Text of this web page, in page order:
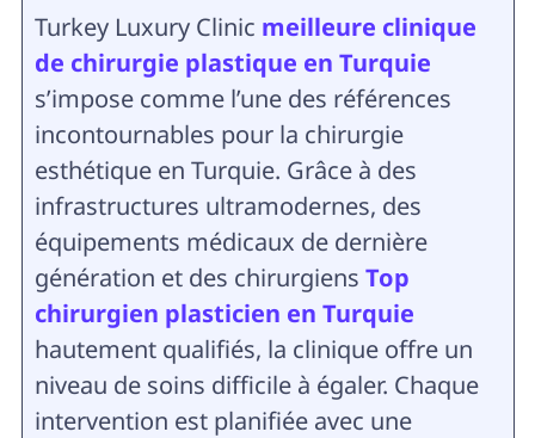
Turkey Luxury Clinic meilleure clinique
de chirurgie plastique en Turquie
s’impose comme l’une des références
incontournables pour la chirurgie
esthétique en Turquie. Grâce à des
infrastructures ultramodernes, des
équipements médicaux de dernière
génération et des chirurgiens Top
chirurgien plasticien en Turquie
hautement qualifiés, la clinique offre un
niveau de soins difficile à égaler. Chaque
intervention est planifiée avec une